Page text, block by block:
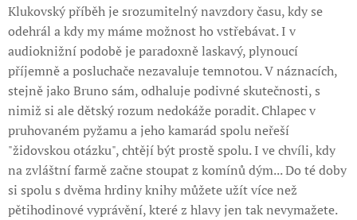
Klukovský příběh je srozumitelný navzdory času, kdy se
odehrál a kdy my máme možnost ho vstřebávat. I v
audioknižní podobě je paradoxně laskavý, plynoucí
příjemně a posluchače nezavaluje temnotou. V náznacích,
stejně jako Bruno sám, odhaluje podivné skutečnosti, s
nimiž si ale dětský rozum nedokáže poradit. Chlapec v
pruhovaném pyžamu a jeho kamarád spolu neřeší
"židovskou otázku", chtějí být prostě spolu. I ve chvíli, kdy
na zvláštní farmě začne stoupat z komínů dým... Do té doby
si spolu s dvěma hrdiny knihy můžete užít více než
pětihodinové vyprávění, které z hlavy jen tak nevymažete.